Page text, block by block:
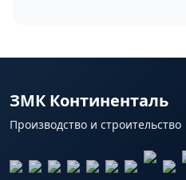
ЗМК Континенталь
Производство и строительство